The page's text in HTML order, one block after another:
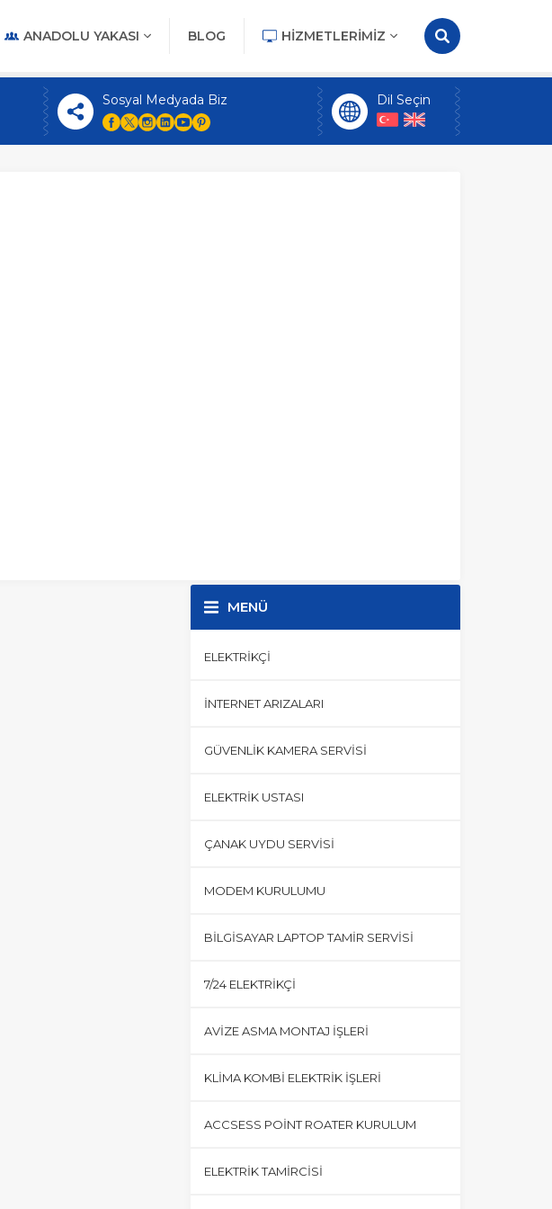
ANADOLU YAKASI BLOG HIZMETLERIMIZ
Sosyal Medyada Biz Dil Seçin
MENÜ
ELEKTRIKÇI
İNTERNET ARIZALARI
GÜVENLIK KAMERA SERVISI
ELEKTRIK USTASI
ÇANAK UYDU SERVISI
MODEM KURULUMU
BILGISAYAR LAPTOP TAMIR SERVISI
7/24 ELEKTRIKÇI
AVIZE ASMA MONTAJ İŞLERI
KLIMA KOMBI ELEKTRIK İŞLERI
ACCSESS POINT ROATER KURULUM
ELEKTRIK TAMIRCISI